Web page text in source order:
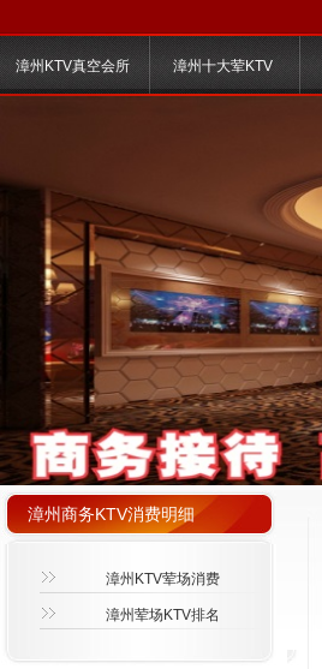
漳州KTV真空会所 漳州十大荤KTV
漳州商务KTV消费明细
漳州KTV荤场消费
漳州荤场KTV排名